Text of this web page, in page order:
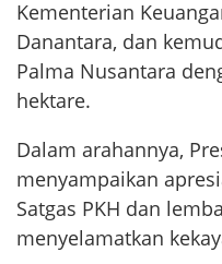
Kementerian
Danantara, dan
Palma Nusantara
hektare.
Dalam arahannya,
menyampaikan
Satgas PKH dan
menyelamatkan